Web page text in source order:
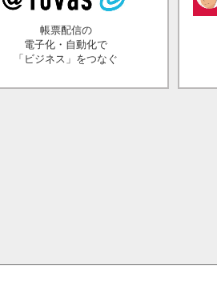
帳票配信の
電子化・自動化で
「ビジネス」をつなぐ